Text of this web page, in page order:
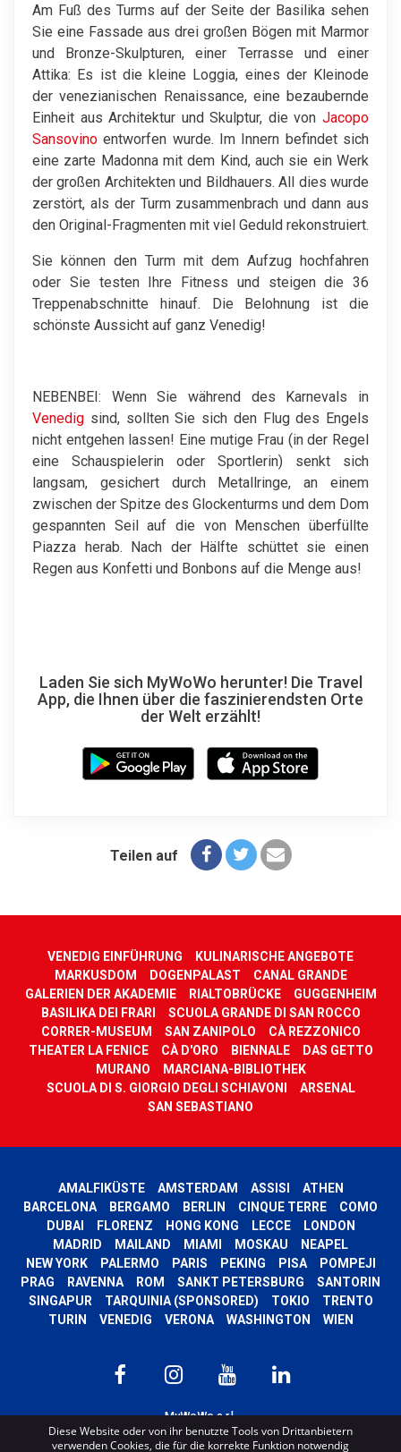
Am Fuß des Turms auf der Seite der Basilika sehen
Sie eine Fassade aus drei großen Bögen mit Marmor
und Bronze-Skulpturen, einer Terrasse und einer
Attika: Es ist die kleine Loggia, eines der Kleinode
der venezianischen Renaissance, eine bezaubernde
Einheit aus Architektur und Skulptur, die von Jacopo
Sansovino entworfen wurde. Im Innern befindet sich
eine zarte Madonna mit dem Kind, auch sie ein Werk
der großen Architekten und Bildhauers. All dies wurde
zerstört, als der Turm zusammenbrach und dann aus
den Original-Fragmenten mit viel Geduld rekonstruiert.
Sie können den Turm mit dem Aufzug hochfahren
oder Sie testen Ihre Fitness und steigen die 36
Treppenabschnitte hinauf. Die Belohnung ist die
schönste Aussicht auf ganz Venedig!
NEBENBEI: Wenn Sie während des Karnevals in
Venedig sind, sollten Sie sich den Flug des Engels
nicht entgehen lassen! Eine mutige Frau (in der Regel
eine Schauspielerin oder Sportlerin) senkt sich
langsam, gesichert durch Metallringe, an einem
zwischen der Spitze des Glockenturms und dem Dom
gespannten Seil auf die von Menschen überfüllte
Piazza herab. Nach der Hälfte schüttet sie einen
Regen aus Konfetti und Bonbons auf die Menge aus!
Laden Sie sich MyWoWo herunter! Die Travel
App, die Ihnen über die faszinierendsten Orte
der Welt erzählt!
Teilen auf
VENEDIG EINFÜHRUNG
KULINARISCHE ANGEBOTE
MARKUSDOM
DOGENPALAST
CANAL GRANDE
GALERIEN DER AKADEMIE
RIALTOBRÜCKE
GUGGENHEIM
BASILIKA DEI FRARI
SCUOLA GRANDE DI SAN ROCCO
CORRER-MUSEUM
SAN ZANIPOLO
CÀ REZZONICO
THEATER LA FENICE
CÀ D'ORO BIENNALE
DAS GETTO
MURANO
MARCIANA-BIBLIOTHEK
SCUOLA DI S. GIORGIO DEGLI SCHIAVONI
ARSENAL
SAN SEBASTIANO
AMALFIKÜSTE AMSTERDAM ASSISI
ATHEN
BARCELONA
BERGAMO BERLIN CINQUE TERRE
COMO
DUBAI
FLORENZ HONG KONG LECCE
LONDON
MADRID
MAILAND MIAMI MOSKAU
NEAPEL
NEW YORK
PALERMO PARIS PEKING PISA
POMPEJI
PRAG
RAVENNA ROM SANKT PETERSBURG
SANTORIN
SINGAPUR
TARQUINIA (SPONSORED) TOKIO
TRENTO
TURIN
VENEDIG VERONA WASHINGTON WIEN
MyWoWo s.r.l.
P.I. e C.F. 04201270164 Via Marconi, 34 – 24068 Seriate (BG) Iscritta al registro
delle imprese di Bergamo con n° iscrizione 443941 – Cap.Soc. € 100.000,00 i.v.
Diese Website oder von ihr benutzte Tools von Drittanbietern
verwenden Cookies, die für die korrekte Funktion notwendig